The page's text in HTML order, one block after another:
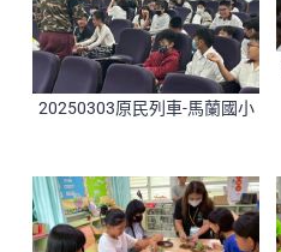
20250303原民列車-馬蘭國小